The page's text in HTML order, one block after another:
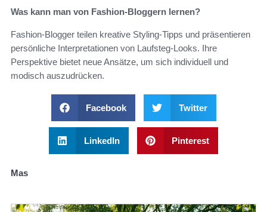
Was kann man von Fashion-Bloggern lernen?
Fashion-Blogger teilen kreative Styling-Tipps und präsentieren
persönliche Interpretationen von Laufsteg-Looks. Ihre
Perspektive bietet neue Ansätze, um sich individuell und
modisch auszudrücken.
Facebook Twitter
LinkedIn Pinterest
Mas